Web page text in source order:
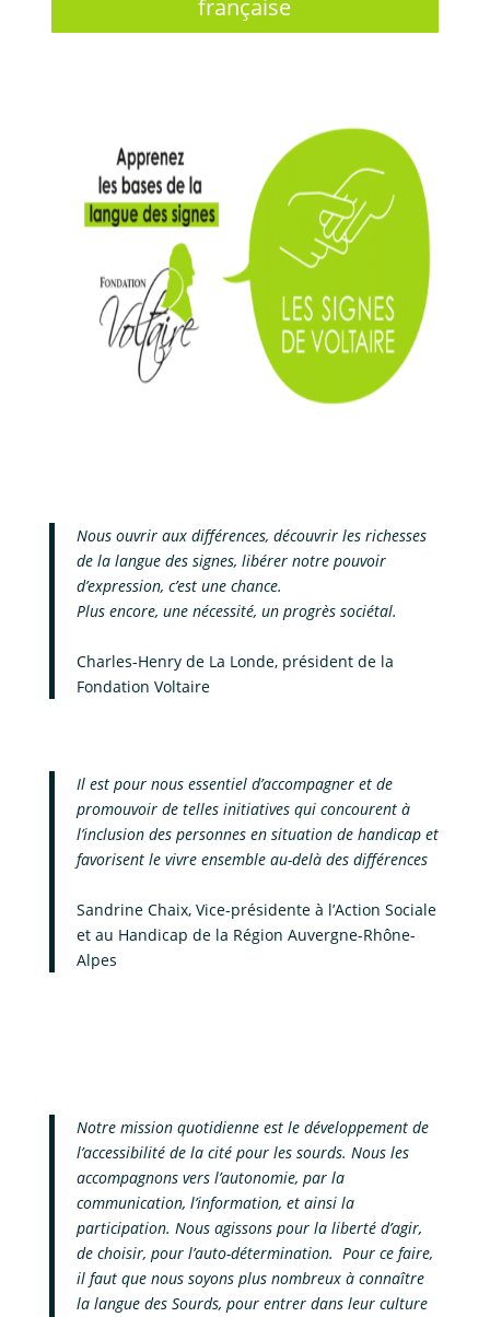
française
Nous ouvrir aux différences, découvrir les richesses
de la langue des signes, libérer notre pouvoir
d’expression, c’est une chance.
Plus encore, une nécessité, un progrès sociétal.
Charles-Henry de La Londe, président de la
Fondation Voltaire
Il est pour nous essentiel d’accompagner et de
promouvoir de telles initiatives qui concourent à
l’inclusion des personnes en situation de handicap et
favorisent le vivre ensemble au-delà des différences
Sandrine Chaix, Vice-présidente à l’Action Sociale
et au Handicap de la Région Auvergne-Rhône-
Alpes
Notre mission quotidienne est le développement de
l’accessibilité de la cité pour les sourds. Nous les
accompagnons vers l’autonomie, par la
communication, l’information, et ainsi la
participation. Nous agissons pour la liberté d’agir,
de choisir, pour l’auto-détermination. Pour ce faire,
il faut que nous soyons plus nombreux à connaître
la langue des Sourds, pour entrer dans leur culture